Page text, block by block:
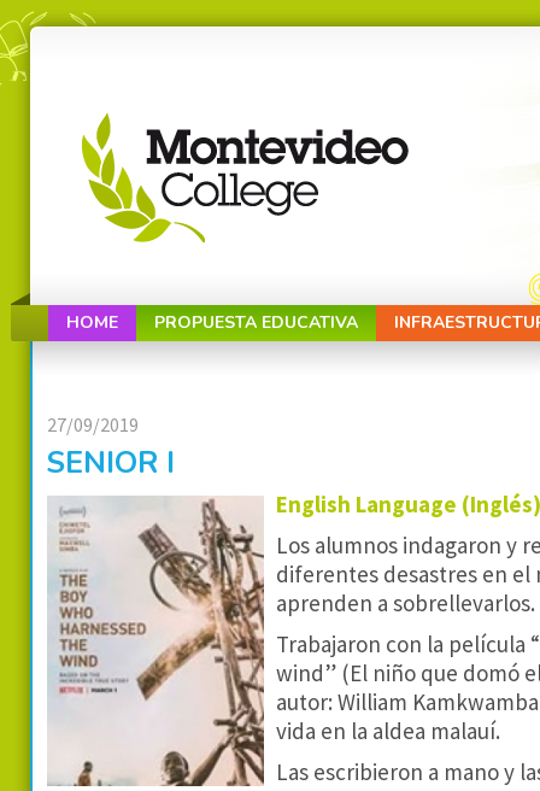
HOME PROPUESTA EDUCATIVA
27/09/2019
SENIOR I
English Language (Inglés)
Los alumnos indagaron y
diferentes desastres en el
aprenden a sobrellevarlos.
Trabajaron con la película
wind” (El niño que domó
autor: William
vida en la aldea malauí.
Las escribieron a mano y